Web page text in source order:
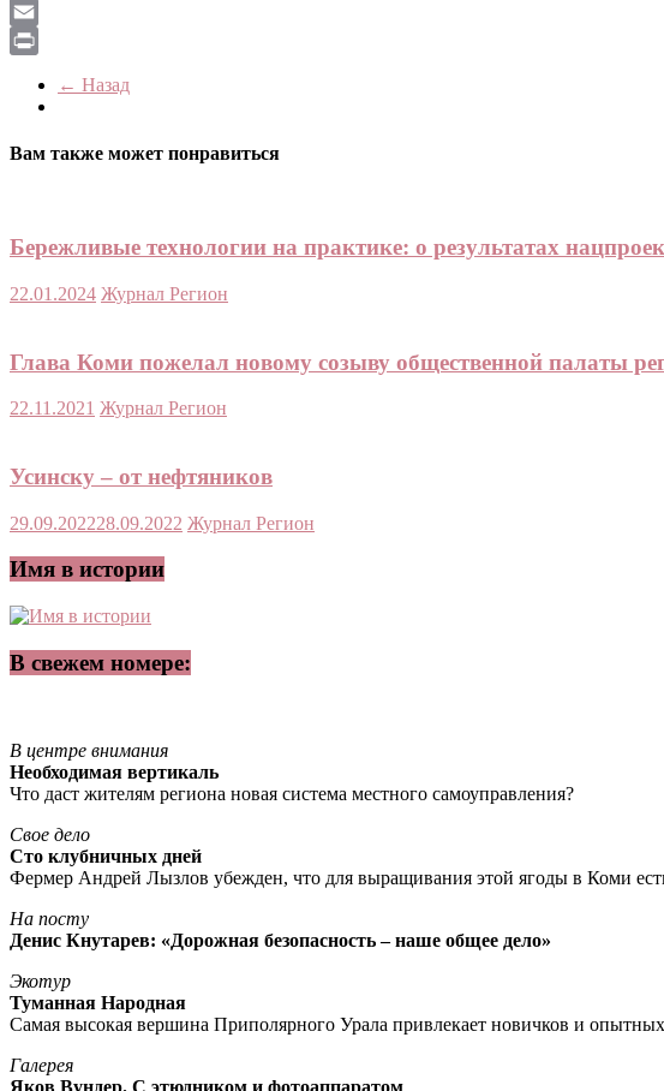
LiveJournal
Email
← Назад
Вам также может понравиться
Бережливые технологии на практике: о результатах
22.01.2024 Журнал Регион
Глава Коми пожелал новому созыву общественной палаты
22.11.2021 Журнал Регион
Усинску – от нефтяников
29.09.202228.09.2022 Журнал Регион
Имя в истории
В свежем номере:
В центре внимания
Необходимая вертикаль
Что даст жителям региона новая система местного самоуправления?
Свое дело
Сто клубничных дней
Фермер Андрей Лызлов убежден, что для выращивания этой ягоды в Коми
На посту
Денис Кнутарев: «Дорожная безопасность – наше общее дело»
Экотур
Туманная Народная
Самая высокая вершина Приполярного Урала привлекает новичков и
Галерея
Яков Вундер. С этюдником и фотоаппаратом